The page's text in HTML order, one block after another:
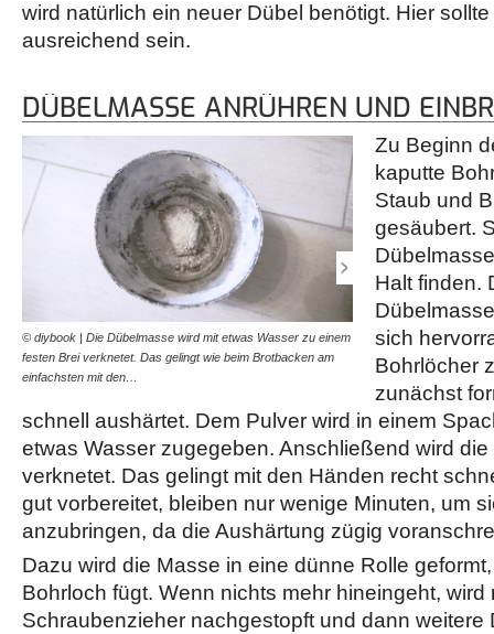
wird natürlich ein neuer Dübel benötigt. Hier
ausreichend sein.
DÜBELMASSE ANRÜHREN UND
© diybook | Die Dübelmasse wird mit etwas Wasser zu einem
festen Brei verknetet. Das gelingt wie beim Brotbacken am
einfachsten mit den…
© diybook | Bevor man
es zunächst von Staub
der richtige Halt…
Zu Beginn
kaputte
Staub und
gesäubert.
Halt finden.
sich
Bohrlöcher
zunächst
schnell aushärtet. Dem Pulver wird in einem
etwas Wasser zugegeben. Anschließend wird
verknetet. Das gelingt mit den Händen recht
gut vorbereitet, bleiben nur wenige Minuten, um
anzubringen, da die Aushärtung zügig
Dazu wird die Masse in eine dünne Rolle
Bohrloch fügt. Wenn nichts mehr hineingeht, wird
Schraubenzieher nachgestopft und dann weitere